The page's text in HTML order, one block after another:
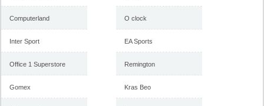
Computerland
Inter Sport
Office 1 Superstore
Gomex
O clock
EA Sports
Remington
Kras Beo